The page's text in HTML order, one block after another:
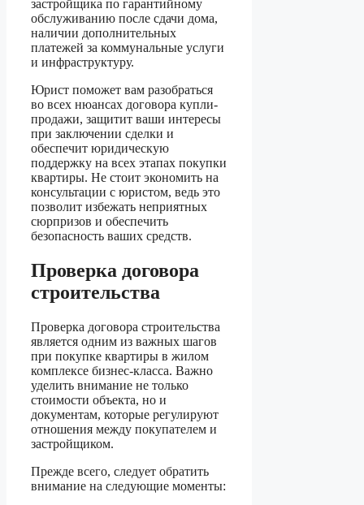
застройщика по гарантийному
обслуживанию после сдачи дома,
наличии дополнительных
платежей за коммунальные услуги
и инфраструктуру.
Юрист поможет вам разобраться
во всех нюансах договора купли-
продажи, защитит ваши интересы
при заключении сделки и
обеспечит юридическую
поддержку на всех этапах покупки
квартиры. Не стоит экономить на
консультации с юристом, ведь это
позволит избежать неприятных
сюрпризов и обеспечить
безопасность ваших средств.
Проверка договора
строительства
Проверка договора строительства
является одним из важных шагов
при покупке квартиры в жилом
комплексе бизнес-класса. Важно
уделить внимание не только
стоимости объекта, но и
документам, которые регулируют
отношения между покупателем и
застройщиком.
Прежде всего, следует обратить
внимание на следующие моменты: